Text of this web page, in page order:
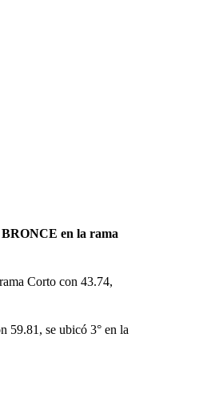
en la rama
Corto con 43.74,
59.81, se ubicó 3° en la